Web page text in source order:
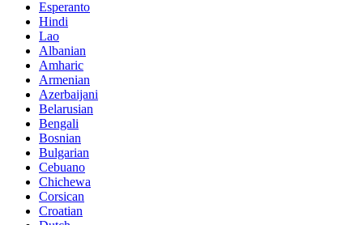
Esperanto
Hindi
Lao
Albanian
Amharic
Armenian
Azerbaijani
Belarusian
Bengali
Bosnian
Bulgarian
Cebuano
Chichewa
Corsican
Croatian